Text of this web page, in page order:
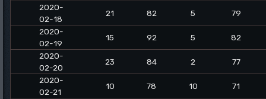
2020-
02-18
21 82 5
79
2020-
02-19
15 92 5
82
2020-
02-20
23 84 2
77
2020-
02-21
10 78 10
71